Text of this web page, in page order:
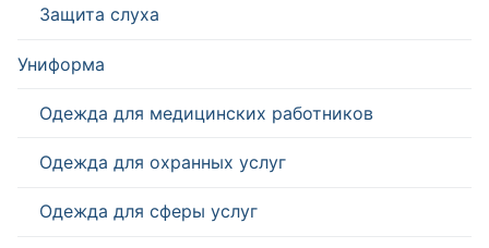
Защита слуха
Униформа
Одежда для медицинских работников
Одежда для охранных услуг
Одежда для сферы услуг